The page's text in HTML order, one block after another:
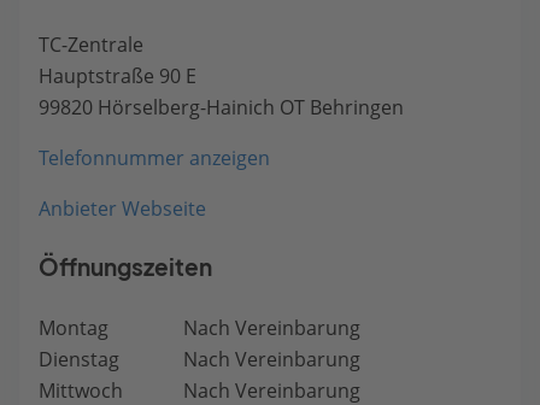
TC-Zentrale
Hauptstraße 90 E
99820 Hörselberg-Hainich OT Behringen
Telefonnummer anzeigen
Anbieter Webseite
Öffnungszeiten
Montag
Nach Vereinbarung
Dienstag
Nach Vereinbarung
Mittwoch
Nach Vereinbarung